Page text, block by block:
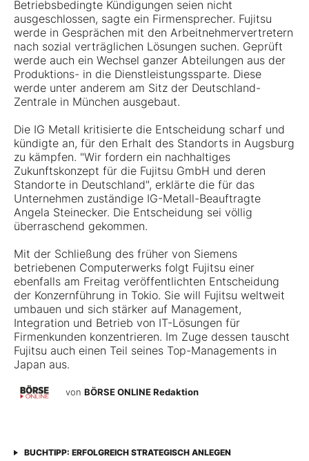
Betriebsbedingte Kündigungen seien nicht
ausgeschlossen, sagte ein Firmensprecher. Fujitsu
werde in Gesprächen mit den Arbeitnehmervertretern
nach sozial verträglichen Lösungen suchen. Geprüft
werde auch ein Wechsel ganzer Abteilungen aus der
Produktions- in die Dienstleistungssparte. Diese
werde unter anderem am Sitz der Deutschland-
Zentrale in München ausgebaut.
Die IG Metall kritisierte die Entscheidung scharf und
kündigte an, für den Erhalt des Standorts in Augsburg
zu kämpfen. "Wir fordern ein nachhaltiges
Zukunftskonzept für die Fujitsu GmbH und deren
Standorte in Deutschland", erklärte die für das
Unternehmen zuständige IG-Metall-Beauftragte
Angela Steinecker. Die Entscheidung sei völlig
überraschend gekommen.
Mit der Schließung des früher von Siemens
betriebenen Computerwerks folgt Fujitsu einer
ebenfalls am Freitag veröffentlichten Entscheidung
der Konzernführung in Tokio. Sie will Fujitsu weltweit
umbauen und sich stärker auf Management,
Integration und Betrieb von IT-Lösungen für
Firmenkunden konzentrieren. Im Zuge dessen tauscht
Fujitsu auch einen Teil seines Top-Managements in
Japan aus.
von BÖRSE ONLINE Redaktion
BUCHTIPP: ERFOLGREICH STRATEGISCH ANLEGEN